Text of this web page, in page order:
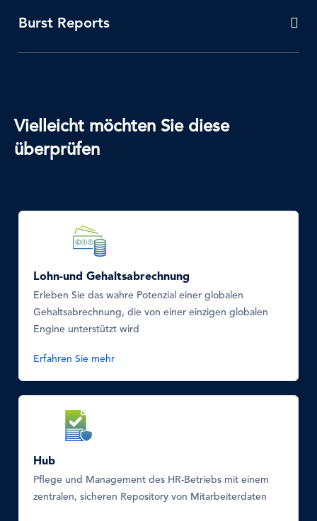
Burst Reports
Vielleicht möchten Sie diese
überprüfen
Lohn-und Gehaltsabrechnung
Erleben Sie das wahre Potenzial einer globalen
Gehaltsabrechnung, die von einer einzigen globalen
Engine unterstützt wird
Erfahren Sie mehr
Hub
Pflege und Management des HR-Betriebs mit einem
zentralen, sicheren Repository von Mitarbeiterdaten